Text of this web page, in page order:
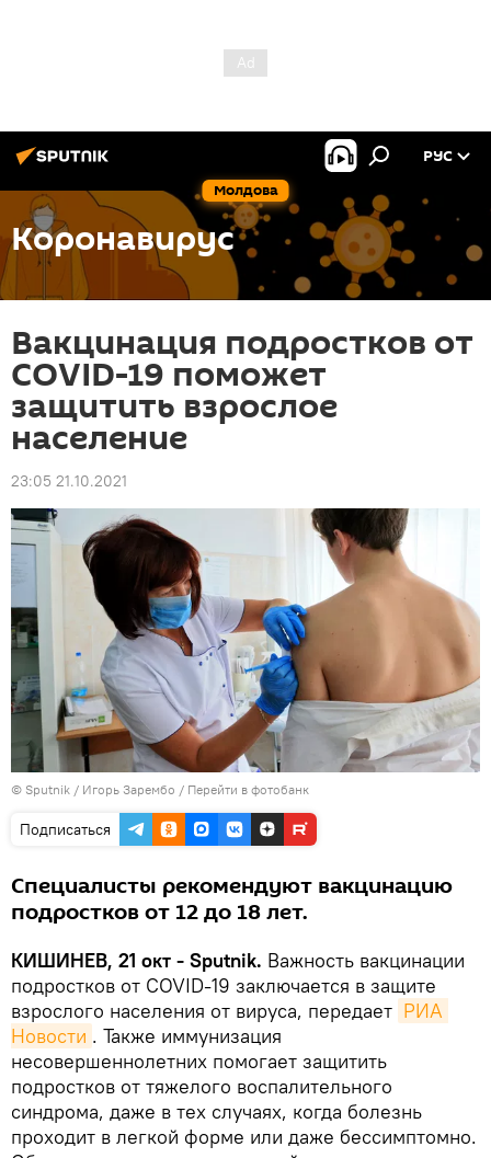
Молдова
РУС
Коронавирус
Вакцинация подростков от
COVID-19 поможет
защитить взрослое
население
23:05 21.10.2021
© Sputnik / Игорь Зарембо / Перейти в фотобанк
Подписаться
Специалисты рекомендуют вакцинацию
подростков от 12 до 18 лет.
КИШИНЕВ, 21 окт - Sputnik. Важность вакцинации
подростков от COVID-19 заключается в защите
взрослого населения от вируса, передает РИА
Новости . Также иммунизация
несовершеннолетних помогает защитить
подростков от тяжелого воспалительного
синдрома, даже в тех случаях, когда болезнь
проходит в легкой форме или даже бессимптомно.